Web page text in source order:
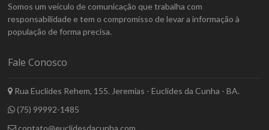
Somos um veículo de comunicação que trabalha com
responsabilidade e tem o compromisso de levar a informação à
população de forma precisa.
Fale Conosco
Rua Euclides Rehem, 155. Jeremias - Euclides da Cunha - BA.
(75) 99992-1485
contato@euclidesdacunha.com